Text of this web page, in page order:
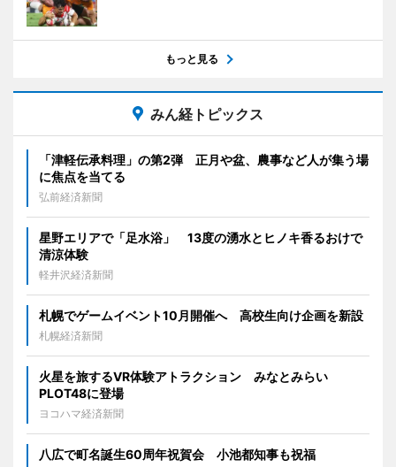
もっと見る
みん経トピックス
「津軽伝承料理」の第2弾 正月や盆、農事など人が集う場
に焦点を当てる
弘前経済新聞
星野エリアで「足水浴」 13度の湧水とヒノキ香るおけで
清涼体験
軽井沢経済新聞
札幌でゲームイベント10月開催へ 高校生向け企画を新設
札幌経済新聞
火星を旅するVR体験アトラクション みなとみらい
PLOT48に登場
ヨコハマ経済新聞
八広で町名誕生60周年祝賀会 小池都知事も祝福